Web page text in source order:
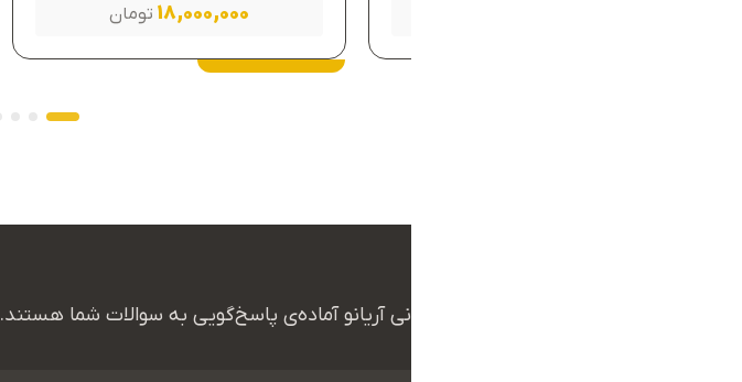
18,000,000 تومان
همکاران ما در تیم پشتیبانی آریانو آماده‌ی پاسخ‌گویی به سوالات شما هستند.